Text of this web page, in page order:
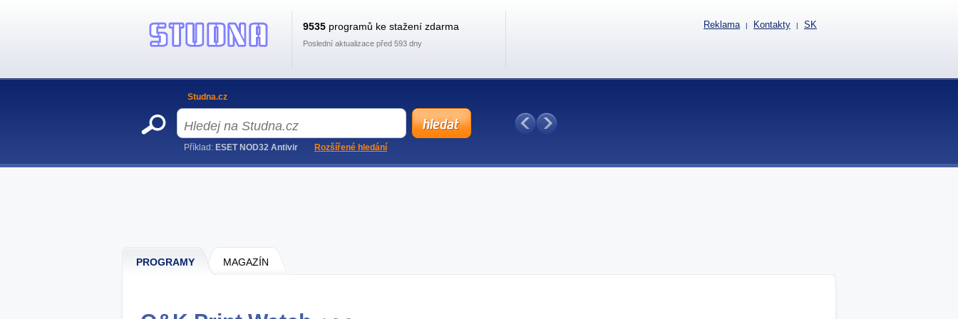
PROGRAMY MAGAZÍN
9535 programů ke stažení zdarma
Poslední aktualizace před 593 dny
Reklama | Kontakty | SK
Studna.cz
Příklad: ESET NOD32 Antivir Rozšířené hledání